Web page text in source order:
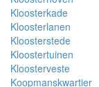
Kloosterkade
Kloosterlanen
Kloosterstede
Kloostertuinen
Kloosterveste
Koopmanskwartier